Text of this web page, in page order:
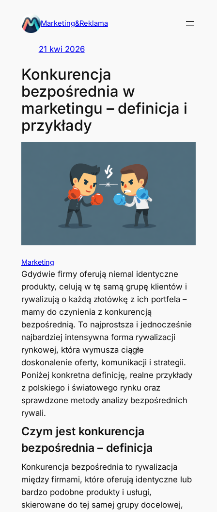
Marketing&Reklama
21 kwi 2026
Konkurencja
bezpośrednia w
marketingu – definicja i
przykłady
Marketing
Gdydwie firmy oferują niemal identyczne
produkty, celują w tę samą grupę klientów i
rywalizują o każdą złotówkę z ich portfela –
mamy do czynienia z konkurencją
bezpośrednią. To najprostsza i jednocześnie
najbardziej intensywna forma rywalizacji
rynkowej, która wymusza ciągłe
doskonalenie oferty, komunikacji i strategii.
Poniżej konkretna definicję, realne przykłady
z polskiego i światowego rynku oraz
sprawdzone metody analizy bezpośrednich
rywali.
Czym jest konkurencja
bezpośrednia – definicja
Konkurencja bezpośrednia to rywalizacja
między firmami, które oferują identyczne lub
bardzo podobne produkty i usługi,
skierowane do tej samej grupy docelowej,